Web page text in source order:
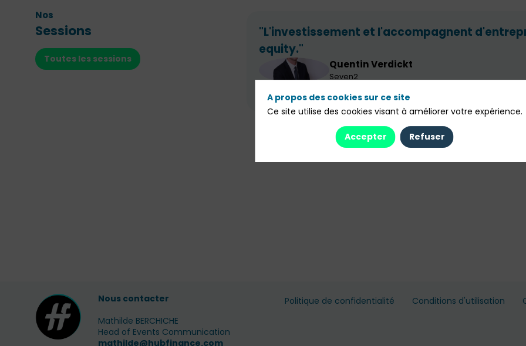
Nos
Sessions
Toutes les sessions
"L'investissement et l'accompagnent
equity."
QV QuentinVerdickt
Seven2
Nous contacter
Mathilde BERCHICHE
Head of Events Communication
mathilde@hubfinance.com
Politique de confidentialité Conditions d'utilisation
A propos des cookies sur ce site
Ce site utilise des cookies visant à améliorer votre expérience.
Accepter Refuser